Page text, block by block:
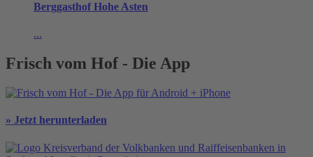
Berggasthof Hohe Asten
...
Frisch vom Hof - Die App
» Jetzt herunterladen